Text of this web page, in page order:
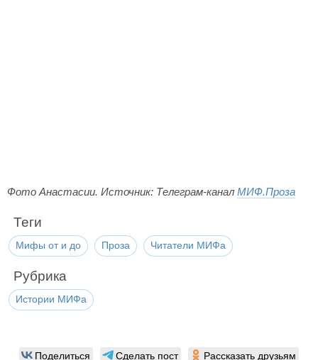
Фото Анастасии. Источник: Телеграм-канал МИФ.Проза
Теги
Мифы от и до Проза Читатели МИФа
Рубрика
Истории МИФа
Поделиться Сделать пост Рассказать друзьям